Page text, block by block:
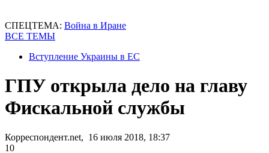
СПЕЦТЕМА: Война в Иране
ВСЕ ТЕМЫ
Вступление Украины в ЕС
ГПУ открыла дело на главу
Фискальной службы
Корреспондент.net, 16 июля 2018, 18:37
10